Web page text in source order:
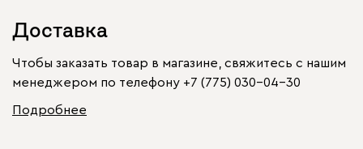
Доставка
Чтобы заказать товар в магазине, свяжитесь с нашим
менеджером по телефону +7 (775) 030-04-30
Подробнее